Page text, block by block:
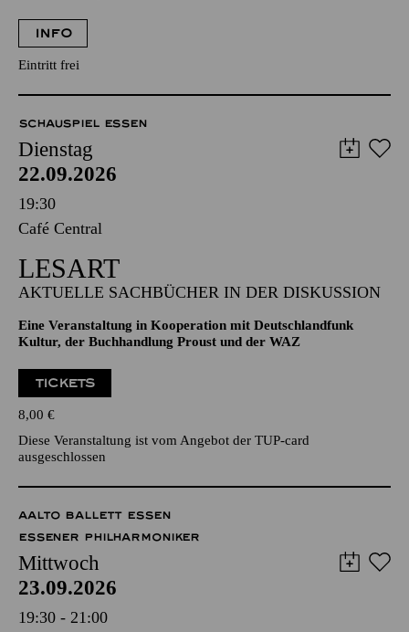
INFO
Eintritt frei
SCHAUSPIEL ESSEN
Dienstag
22.09.2026
19:30
Café Central
LESART
AKTUELLE SACHBÜCHER IN DER DISKUSSION
Eine Veranstaltung in Kooperation mit Deutschlandfunk
Kultur, der Buchhandlung Proust und der WAZ
TICKETS
8,00 €
Diese Veranstaltung ist vom Angebot der TUP-card
ausgeschlossen
AALTO BALLETT ESSEN
ESSENER PHILHARMONIKER
Mittwoch
23.09.2026
19:30 - 21:00